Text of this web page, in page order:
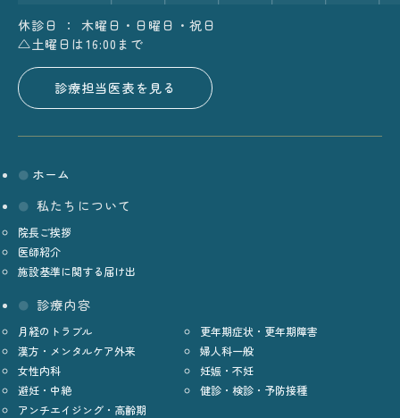
休診日 ： 木曜日・日曜日・祝日
△土曜日は16:00まで
診療担当医表を見る
ホーム
私たちについて
院長ご挨拶
医師紹介
施設基準に関する届け出
診療内容
月経のトラブル
更年期症状・更年期障害
漢方・メンタルケア外来
婦人科一般
女性内科
妊娠・不妊
避妊・中絶
健診・検診・予防接種
アンチエイジング・高齢期